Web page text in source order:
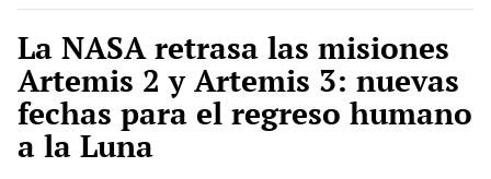
La NASA retrasa las misiones
Artemis 2 y Artemis 3: nuevas
fechas para el regreso humano
a la Luna